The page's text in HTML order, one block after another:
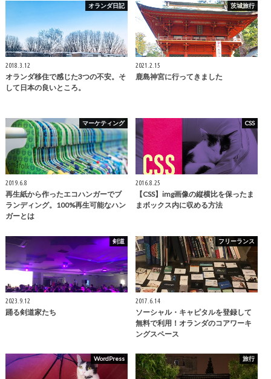
オランダ日記
2018.3.12
オランダ移住で感じた3つの不安。そ
して日本の良いところ。
茨城旅行
2021.2.15
鹿島神宮に行ってきました
マーケティング
2019.6.8
再生紙から作ったエコハンガーでブ
ランディング。100%再生可能なハン
ガーとは
CSS
2016.8.25
【CSS】img画像の縦横比を保ったま
まボックス内に収める方法
剣道
2023.9.12
踊る剣道家たち
フリーランス
2017.6.14
ソーシャル・キャピタルを登録して
無料で利用！オランダのコアワーキ
ングスペース
WordPress 旅行